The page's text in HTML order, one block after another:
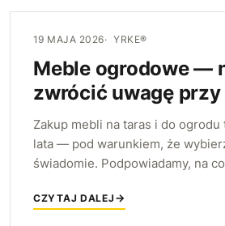
19 MAJA 2026 YRKE®
Meble ogrodowe —
zwrócić uwagę
Zakup mebli na taras i do
lata — pod warunkiem, że
świadomie. Podpowiadamy, na
komfort i jakość wykonania.
CZYTAJ DALEJ